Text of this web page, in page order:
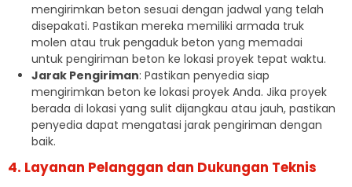
mengirimkan beton sesuai dengan jadwal yang telah
disepakati. Pastikan mereka memiliki armada truk
molen atau truk pengaduk beton yang memadai
untuk pengiriman beton ke lokasi proyek tepat waktu.
Jarak Pengiriman: Pastikan penyedia siap
mengirimkan beton ke lokasi proyek Anda. Jika proyek
berada di lokasi yang sulit dijangkau atau jauh, pastikan
penyedia dapat mengatasi jarak pengiriman dengan
baik.
4. Layanan Pelanggan dan Dukungan Teknis